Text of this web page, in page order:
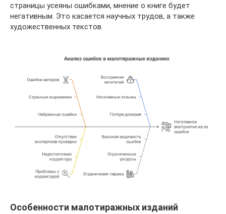
страницы усеяны ошибками, мнение о книге будет
негативным. Это касается научных трудов, а также
художественных текстов.
Особенности малотиражных изданий